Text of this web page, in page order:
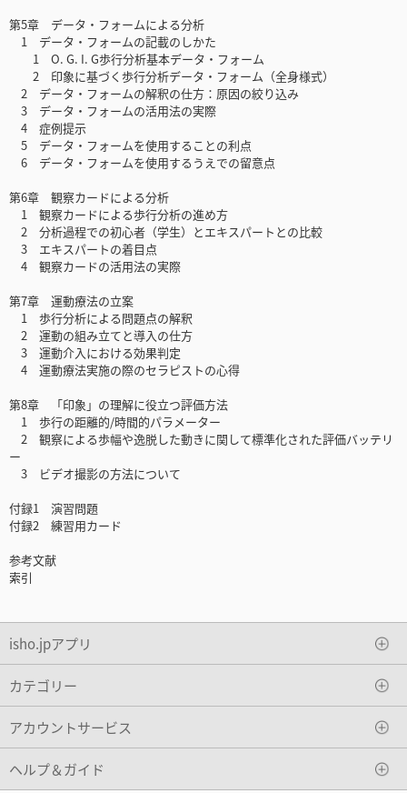
第5章 データ・フォームによる分析
1 データ・フォームの記載のしかた
1 O. G. I. G歩行分析基本データ・フォーム
2 印象に基づく歩行分析データ・フォーム（全身様式）
2 データ・フォームの解釈の仕方：原因の絞り込み
3 データ・フォームの活用法の実際
4 症例提示
5 データ・フォームを使用することの利点
6 データ・フォームを使用するうえでの留意点
第6章 観察カードによる分析
1 観察カードによる歩行分析の進め方
2 分析過程での初心者（学生）とエキスパートとの比較
3 エキスパートの着目点
4 観察カードの活用法の実際
第7章 運動療法の立案
1 歩行分析による問題点の解釈
2 運動の組み立てと導入の仕方
3 運動介入における効果判定
4 運動療法実施の際のセラピストの心得
第8章 「印象」の理解に役立つ評価方法
1 歩行の距離的/時間的パラメーター
2 観察による歩幅や逸脱した動きに関して標準化された評価バッテリ
ー
3 ビデオ撮影の方法について
付録1 演習問題
付録2 練習用カード
参考文献
索引
isho.jpアプリ
カテゴリー
アカウントサービス
ヘルプ＆ガイド